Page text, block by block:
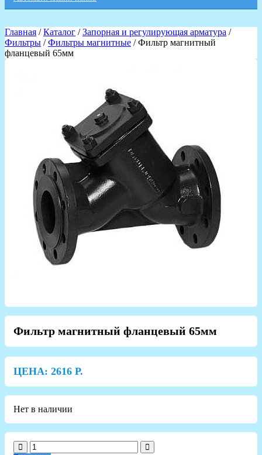
Главная /Каталог /Запорная и регулирующая арматура /
Фильтры /Фильтры магнитные / Фильтр магнитный
фланцевый 65мм
Фильтр магнитный фланцевый 65мм
ЦЕНА: 2616 Р.
Нет в наличии